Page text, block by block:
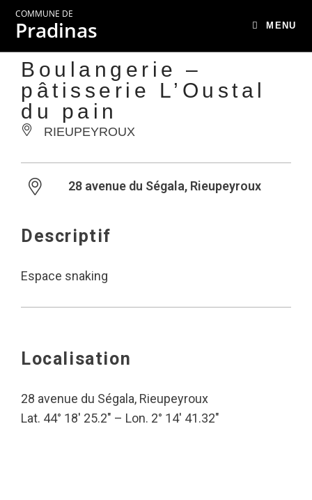
COMMUNE DE
Pradinas MENU
Boulangerie –
pâtisserie L’Oustal
du pain
RIEUPEYROUX
28 avenue du Ségala, Rieupeyroux
Descriptif
Espace snaking
Localisation
28 avenue du Ségala, Rieupeyroux
Lat. 44° 18′ 25.2″ – Lon. 2° 14′ 41.32″